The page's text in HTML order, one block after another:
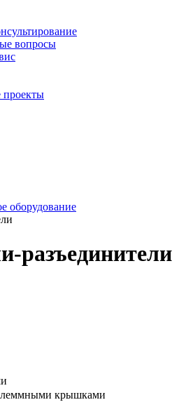
вопросы
проекты
оборудование
разъединители
крышками